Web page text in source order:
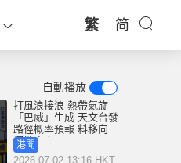
繁 简
自動播放
打風浪接浪 熱帶氣旋
「巴威」生成 天文台發
路徑概率預報 料移向呢
個地方！
港聞
2026-07-02 13:16 HKT